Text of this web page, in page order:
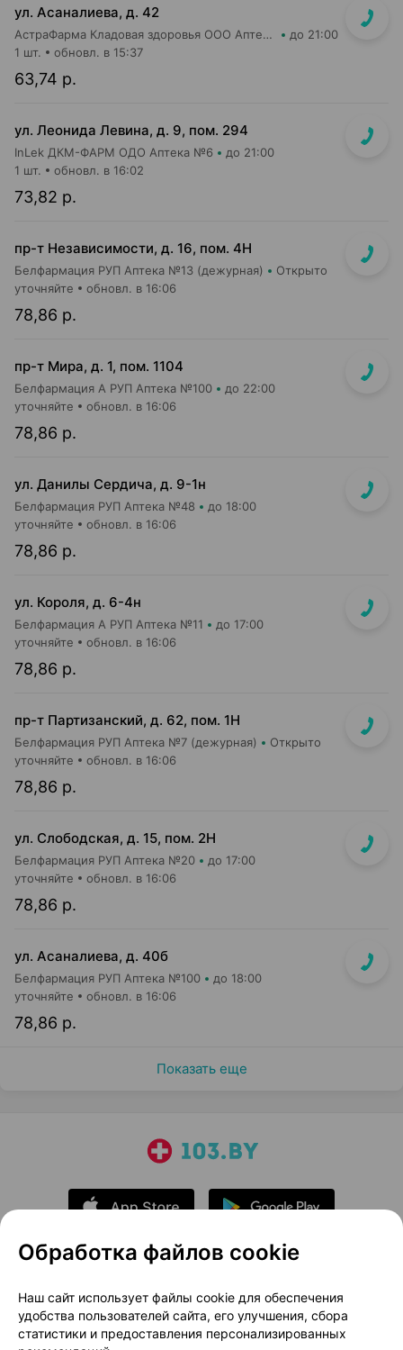
ул. Асаналиева, д. 42
АстраФарма Кладовая здоровья ООО Аптека №10 до 21:00
63,74 р.
1 шт. обновл. в 15:37
ул. Леонида Левина, д. 9, пом. 294
InLek ДКМ-ФАРМ ОДО Аптека №6 до 21:00
73,82 р.
1 шт. обновл. в 16:02
пр-т Независимости, д. 16, пом. 4Н
Белфармация РУП Аптека №13 (дежурная) Открыто
78,86 р.
уточняйте обновл. в 16:06
пр-т Мира, д. 1, пом. 1104
Белфармация А РУП Аптека №100 до 22:00
78,86 р.
уточняйте обновл. в 16:06
ул. Данилы Сердича, д. 9-1н
Белфармация РУП Аптека №48 до 18:00
78,86 р.
уточняйте обновл. в 16:06
ул. Короля, д. 6-4н
Белфармация А РУП Аптека №11 до 17:00
78,86 р.
уточняйте обновл. в 16:06
пр-т Партизанский, д. 62, пом. 1Н
Белфармация РУП Аптека №7 (дежурная) Открыто
78,86 р.
уточняйте обновл. в 16:06
ул. Слободская, д. 15, пом. 2Н
Белфармация РУП Аптека №20 до 17:00
78,86 р.
уточняйте обновл. в 16:06
ул. Асаналиева, д. 40б
Белфармация РУП Аптека №100 до 18:00
78,86 р.
уточняйте обновл. в 16:06
Показать еще
О проекте
Новости проекта
Размещение рекламы
Медицинский маркетинг
Публичный договор
Доставка
Обработка файлов cookie
Наш сайт использует файлы cookie для обеспечения
удобства пользователей сайта, его улучшения, сбора
статистики и предоставления персонализированных